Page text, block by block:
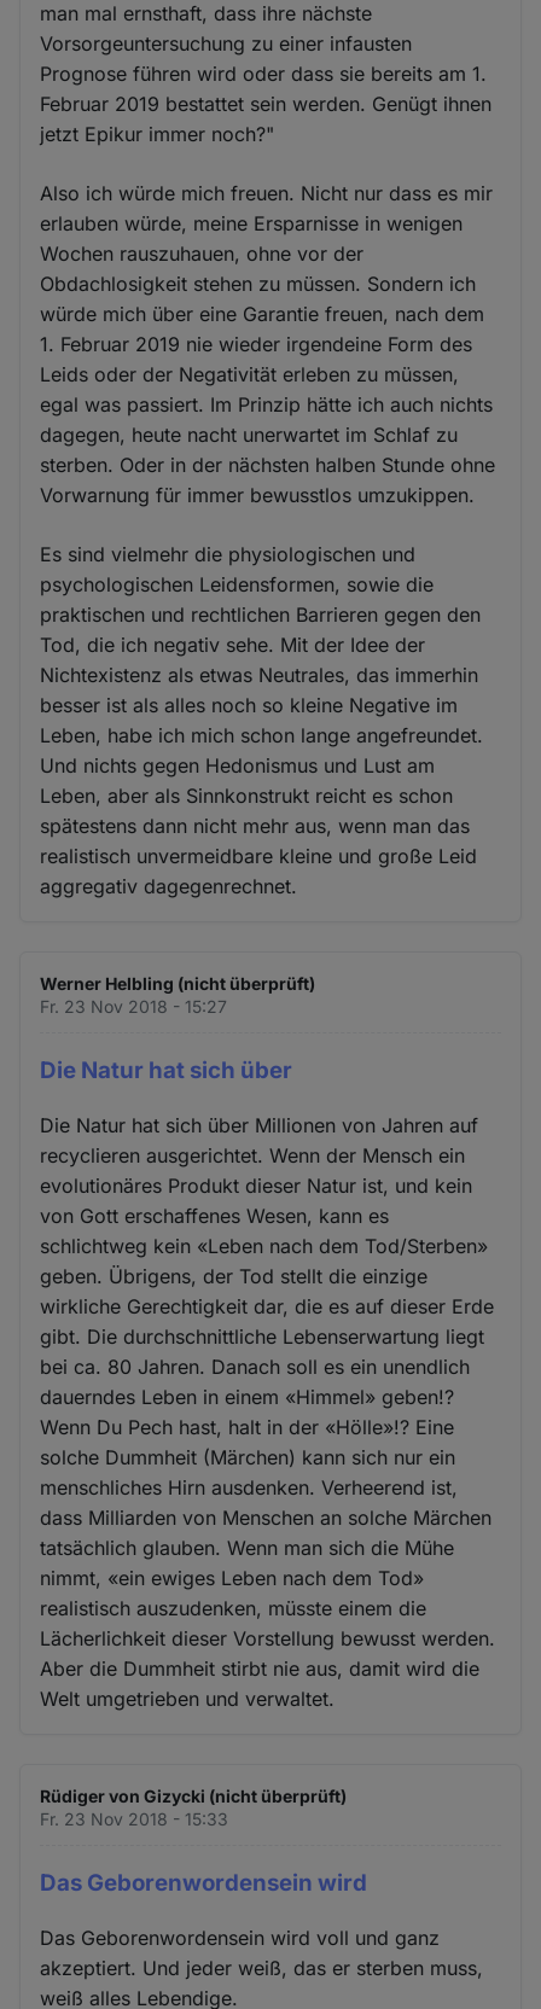
man mal ernsthaft, dass ihre nächste
Vorsorgeuntersuchung zu einer infausten
Prognose führen wird oder dass sie bereits am 1.
Februar 2019 bestattet sein werden. Genügt ihnen
jetzt Epikur immer noch?"
Also ich würde mich freuen. Nicht nur dass es mir
erlauben würde, meine Ersparnisse in wenigen
Wochen rauszuhauen, ohne vor der
Obdachlosigkeit stehen zu müssen. Sondern ich
würde mich über eine Garantie freuen, nach dem
1. Februar 2019 nie wieder irgendeine Form des
Leids oder der Negativität erleben zu müssen,
egal was passiert. Im Prinzip hätte ich auch nichts
dagegen, heute nacht unerwartet im Schlaf zu
sterben. Oder in der nächsten halben Stunde ohne
Vorwarnung für immer bewusstlos umzukippen.
Es sind vielmehr die physiologischen und
psychologischen Leidensformen, sowie die
praktischen und rechtlichen Barrieren gegen den
Tod, die ich negativ sehe. Mit der Idee der
Nichtexistenz als etwas Neutrales, das immerhin
besser ist als alles noch so kleine Negative im
Leben, habe ich mich schon lange angefreundet.
Und nichts gegen Hedonismus und Lust am
Leben, aber als Sinnkonstrukt reicht es schon
spätestens dann nicht mehr aus, wenn man das
realistisch unvermeidbare kleine und große Leid
aggregativ dagegenrechnet.
Werner Helbling (nicht überprüft)
Fr. 23 Nov 2018 - 15:27
Die Natur hat sich über
Die Natur hat sich über Millionen von Jahren auf
recyclieren ausgerichtet. Wenn der Mensch ein
evolutionäres Produkt dieser Natur ist, und kein
von Gott erschaffenes Wesen, kann es
schlichtweg kein «Leben nach dem Tod/Sterben»
geben. Übrigens, der Tod stellt die einzige
wirkliche Gerechtigkeit dar, die es auf dieser Erde
gibt. Die durchschnittliche Lebenserwartung liegt
bei ca. 80 Jahren. Danach soll es ein unendlich
dauerndes Leben in einem «Himmel» geben!?
Wenn Du Pech hast, halt in der «Hölle»!? Eine
solche Dummheit (Märchen) kann sich nur ein
menschliches Hirn ausdenken. Verheerend ist,
dass Milliarden von Menschen an solche Märchen
tatsächlich glauben. Wenn man sich die Mühe
nimmt, «ein ewiges Leben nach dem Tod»
realistisch auszudenken, müsste einem die
Lächerlichkeit dieser Vorstellung bewusst werden.
Aber die Dummheit stirbt nie aus, damit wird die
Welt umgetrieben und verwaltet.
Rüdiger von Gizycki (nicht überprüft)
Fr. 23 Nov 2018 - 15:33
Das Geborenwordensein wird
Das Geborenwordensein wird voll und ganz
akzeptiert. Und jeder weiß, das er sterben muss,
weiß alles Lebendige.